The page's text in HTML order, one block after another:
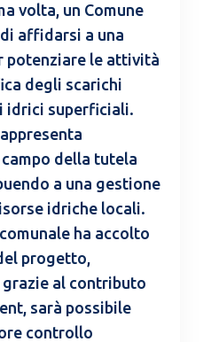
volta, un Comune
affidarsi a una
potenziare le attività
degli scarichi
idrici superficiali.
campo della tutela
a una gestione
idriche locali.
ha accolto
progetto,
al contributo
sarà possibile
controllo